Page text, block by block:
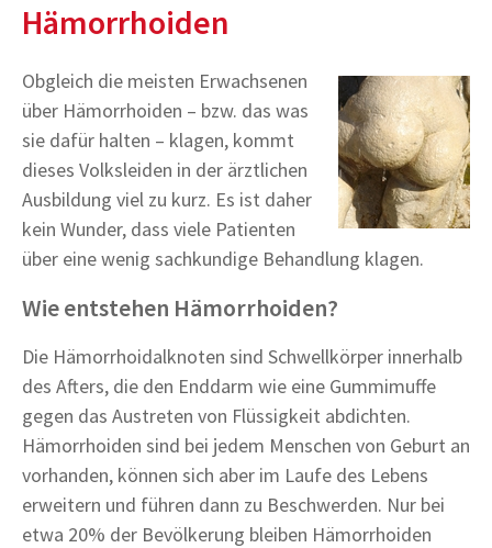
Hämorrhoiden
Obgleich die meisten Erwachsenen
über Hämorrhoiden – bzw. das was
sie dafür halten – klagen, kommt
dieses Volksleiden in der ärztlichen
Ausbildung viel zu kurz. Es ist daher
kein Wunder, dass viele Patienten
über eine wenig sachkundige Behandlung klagen.
Wie entstehen Hämorrhoiden?
Die Hämorrhoidalknoten sind Schwellkörper innerhalb
des Afters, die den Enddarm wie eine Gummimuffe
gegen das Austreten von Flüssigkeit abdichten.
Hämorrhoiden sind bei jedem Menschen von Geburt an
vorhanden, können sich aber im Laufe des Lebens
erweitern und führen dann zu Beschwerden. Nur bei
etwa 20% der Bevölkerung bleiben Hämorrhoiden